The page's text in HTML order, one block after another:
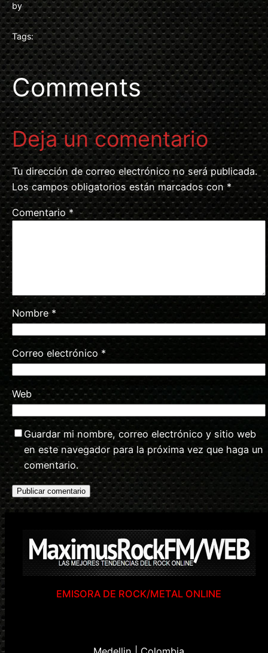
by
Tags:
Comments
Deja un comentario
Tu dirección de correo electrónico no será publicada.
Los campos obligatorios están marcados con *
Comentario*
Nombre*
Correo electrónico *
Web
Guardar mi nombre, correo electrónico y sitio web
en este navegador para la próxima vez que haga un
comentario.
EMISORA DE ROCK/METAL ONLINE